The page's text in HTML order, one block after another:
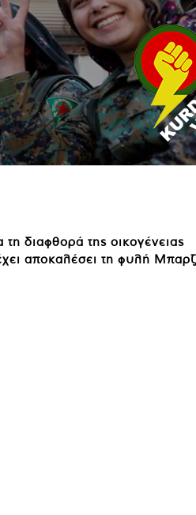
διαφθορά της οικογένειας
αποκαλέσει τη φυλή